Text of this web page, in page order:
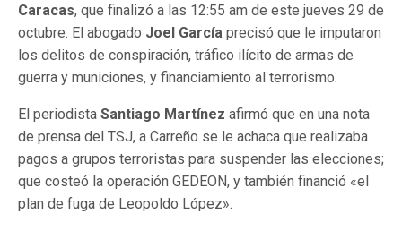
Caracas, que finalizó a las 12:55 am de este jueves 29 de
octubre. El abogado Joel García precisó que le imputaron
los delitos de conspiración, tráfico ilícito de armas de
guerra y municiones, y financiamiento al terrorismo.
El periodista Santiago Martínez afirmó que en una nota
de prensa del TSJ, a Carreño se le achaca que realizaba
pagos a grupos terroristas para suspender las elecciones;
que costeó la operación GEDEON, y también financió «el
plan de fuga de Leopoldo López».